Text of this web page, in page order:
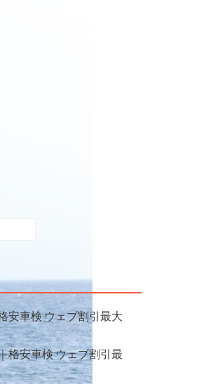
安車検 ウェブ割引最大
格安車検 ウェブ割引最